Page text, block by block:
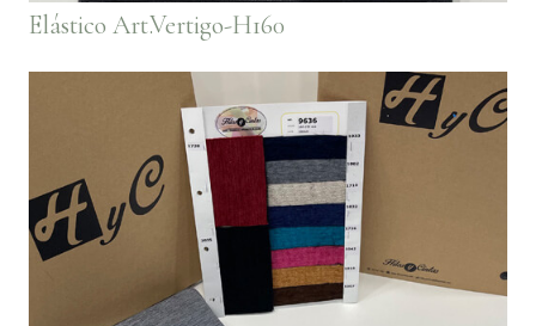
Elástico Art.Vertigo-H160